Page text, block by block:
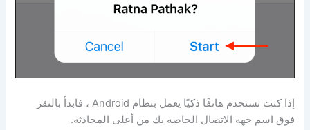
إذا كنت تستخدم هاتفًا ذكيًا يعمل بنظام Android ، فابدأ بالنقر
فوق اسم جهة الاتصال الخاصة بك من أعلى المحادثة.